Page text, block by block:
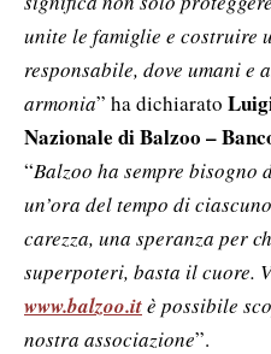
unite le famiglie e costruire
responsabile, dove umani e
armonia” ha dichiarato
Nazionale di Balzoo –
“Balzoo ha sempre
un’ora del tempo di
carezza, una speranza per
superpoteri, basta il cuore.
www.balzoo.itè possibile
nostra associazione”.